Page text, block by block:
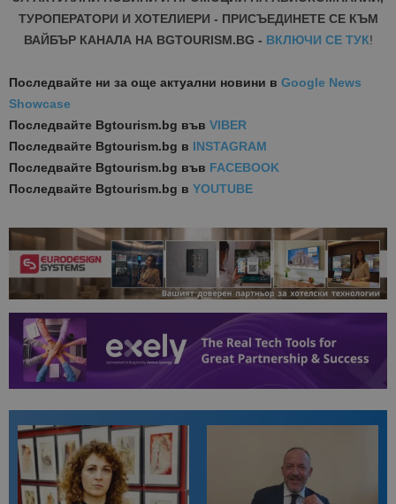
ТУРОПЕРАТОРИ И ХОТЕЛИЕРИ - ПРИСЪЕДИНЕТЕ СЕ КЪМ
ВАЙБЪР КАНАЛА НА BGTOURISM.BG - ВКЛЮЧИ СЕ ТУК!
Последвайте ни за още актуални новини в Google News
Showcase
Последвайте Bgtourism.bg във VIBER
Последвайте Bgtourism.bg в INSTAGRAM
Последвайте Bgtourism.bg във FACEBOOK
Последвайте Bgtourism.bg в YOUTUBE